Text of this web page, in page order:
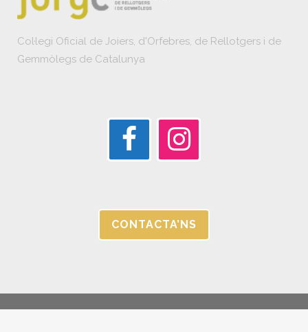
Col·legi Oficial de Joiers, d'Orfebres, de Rellotgers i de
Gemmòlegs de Catalunya
CONTACTA’NS